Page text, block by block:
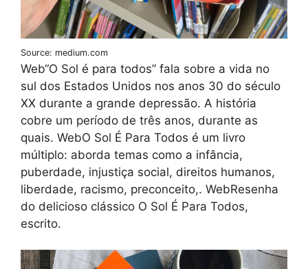
Source: medium.com
Web“O Sol é para todos” fala sobre a vida no
sul dos Estados Unidos nos anos 30 do século
XX durante a grande depressão. A história
cobre um período de três anos, durante as
quais. WebO Sol É Para Todos é um livro
múltiplo: aborda temas como a infância,
puberdade, injustiça social, direitos humanos,
liberdade, racismo, preconceito,. WebResenha
do delicioso clássico O Sol É Para Todos,
escrito.